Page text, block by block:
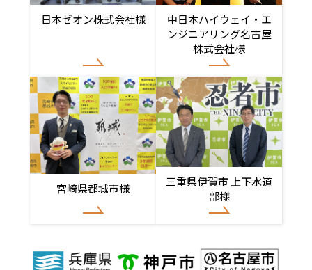
日本ゼオン株式会社様
中日本ハイウェイ・エ
ンジニアリング名古屋
株式会社様
宮崎県都城市様
三重県伊賀市 上下水道
部様